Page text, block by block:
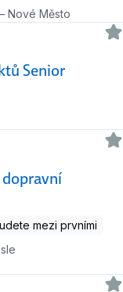
Nové Město
Senior
mezi prvními